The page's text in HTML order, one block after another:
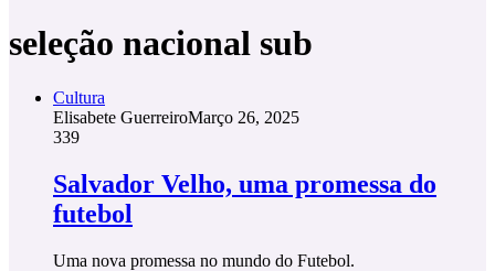
seleção nacional sub
Cultura
Elisabete GuerreiroMarço 26, 2025
339
Salvador Velho, uma promessa do
futebol
Uma nova promessa no mundo do Futebol.